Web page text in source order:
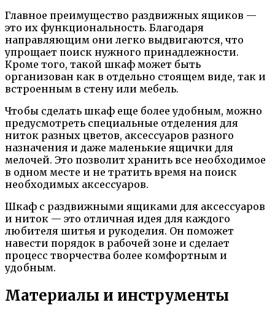
Главное преимущество раздвижных ящиков —
это их функциональность. Благодаря
направляющим они легко выдвигаются, что
упрощает поиск нужного принадлежности.
Кроме того, такой шкаф может быть
организован как в отдельно стоящем виде, так и
встроенным в стену или мебель.
Чтобы сделать шкаф еще более удобным, можно
предусмотреть специальные отделения для
ниток разных цветов, аксессуаров разного
назначения и даже маленькие ящички для
мелочей. Это позволит хранить все необходимое
в одном месте и не тратить время на поиск
необходимых аксессуаров.
Шкаф с раздвижными ящиками для аксессуаров
и ниток — это отличная идея для каждого
любителя шитья и рукоделия. Он поможет
навести порядок в рабочей зоне и сделает
процесс творчества более комфортным и
удобным.
Материалы и инструменты